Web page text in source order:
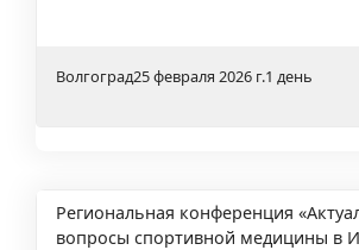
Волгоград25 февраля 2026 г.1 день
Региональная конференция
вопросы спортивной медицины в